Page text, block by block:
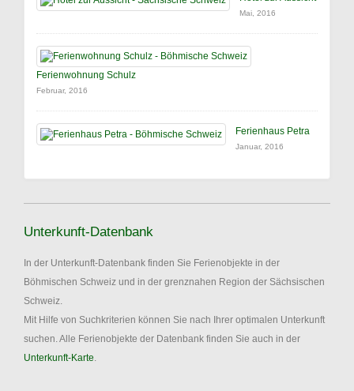
Mai, 2016
Ferienwohnung Schulz
Februar, 2016
Ferienhaus Petra
Januar, 2016
Unterkunft-Datenbank
In der Unterkunft-Datenbank finden Sie Ferienobjekte in der
Böhmischen Schweiz und in der grenznahen Region der Sächsischen
Schweiz.
Mit Hilfe von Suchkriterien können Sie nach Ihrer optimalen Unterkunft
suchen. Alle Ferienobjekte der Datenbank finden Sie auch in der
Unterkunft-Karte.